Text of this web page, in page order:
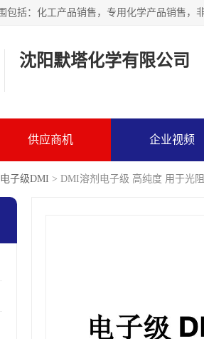
沈阳默塔化学有限公司
供应商机 企业视频
电子级DMI > DMI溶剂电子级 高纯度 用于光阻